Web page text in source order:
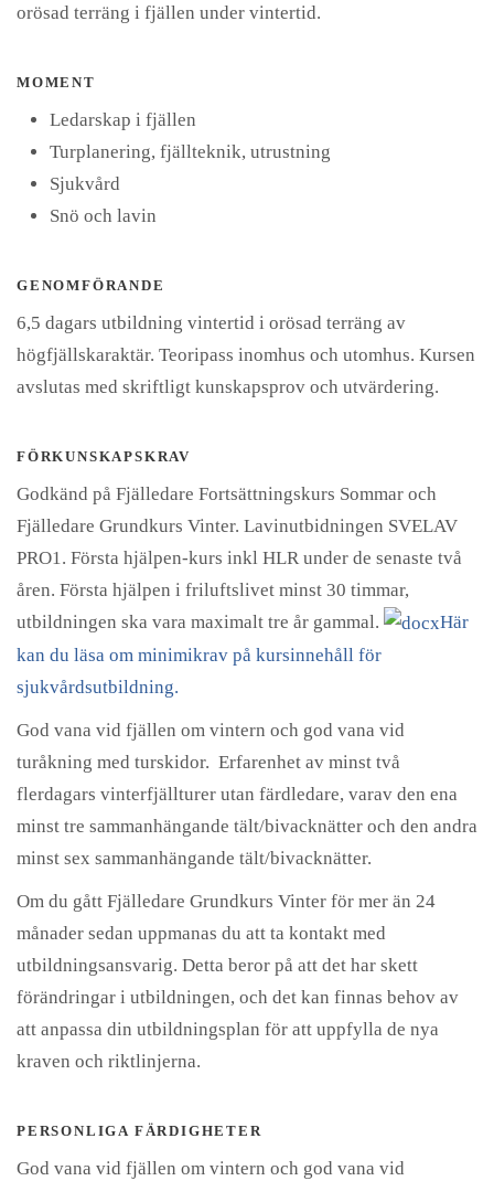
orösad terräng i fjällen under vintertid.
MOMENT
Ledarskap i fjällen
Turplanering, fjällteknik, utrustning
Sjukvård
Snö och lavin
GENOMFÖRANDE
6,5 dagars utbildning vintertid i orösad terräng av
högfjällskaraktär. Teoripass inomhus och utomhus. Kursen
avslutas med skriftligt kunskapsprov och utvärdering.
FÖRKUNSKAPSKRAV
Godkänd på Fjälledare Fortsättningskurs Sommar och
Fjälledare Grundkurs Vinter. Lavinutbidningen SVELAV
PRO1. Första hjälpen-kurs inkl HLR under de senaste två
åren. Första hjälpen i friluftslivet minst 30 timmar,
utbildningen ska vara maximalt tre år gammal.
Här
kan du läsa om minimikrav på kursinnehåll för
sjukvårdsutbildning.
God vana vid fjällen om vintern och god vana vid
turåkning med turskidor. Erfarenhet av minst två
flerdagars vinterfjällturer utan färdledare, varav den ena
minst tre sammanhängande tält/bivacknätter och den andra
minst sex sammanhängande tält/bivacknätter.
Om du gått Fjälledare Grundkurs Vinter för mer än 24
månader sedan uppmanas du att ta kontakt med
utbildningsansvarig. Detta beror på att det har skett
förändringar i utbildningen, och det kan finnas behov av
att anpassa din utbildningsplan för att uppfylla de nya
kraven och riktlinjerna.
PERSONLIGA FÄRDIGHETER
God vana vid fjällen om vintern och god vana vid